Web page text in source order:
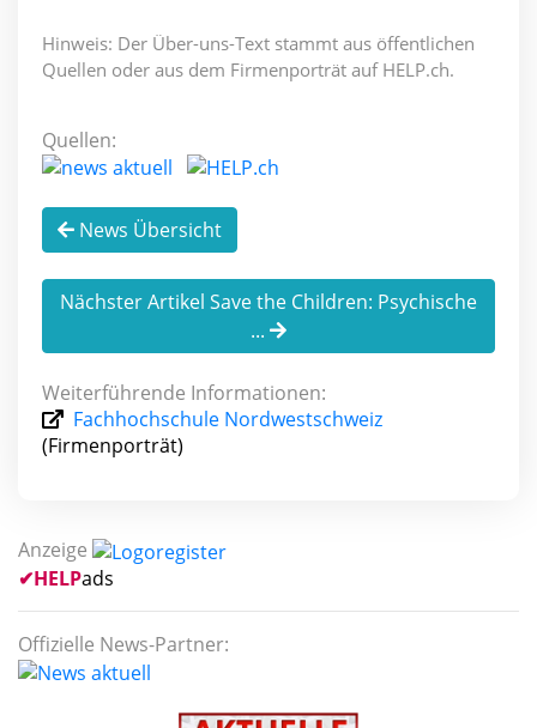
Hinweis: Der Über-uns-Text stammt aus öffentlichen
Quellen oder aus dem Firmenporträt auf HELP.ch.
Quellen:
News Übersicht
Nächster Artikel Save the Children: Psychische
...
Weiterführende Informationen:
Fachhochschule Nordwestschweiz
(Firmenporträt)
Anzeige
✔HELPads
Offizielle News-Partner: